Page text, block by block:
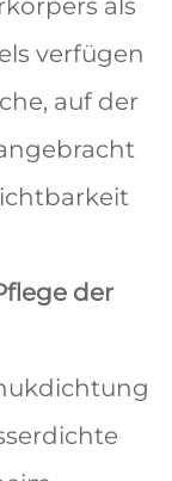
als
verfügen
auf der
der